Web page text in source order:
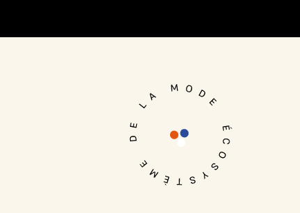
Je me connecte